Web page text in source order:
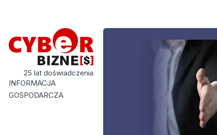
25 lat doświadczenia
INFORMACJA
GOSPODARCZA